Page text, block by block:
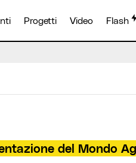
Progetti Video Flash
del Mondo